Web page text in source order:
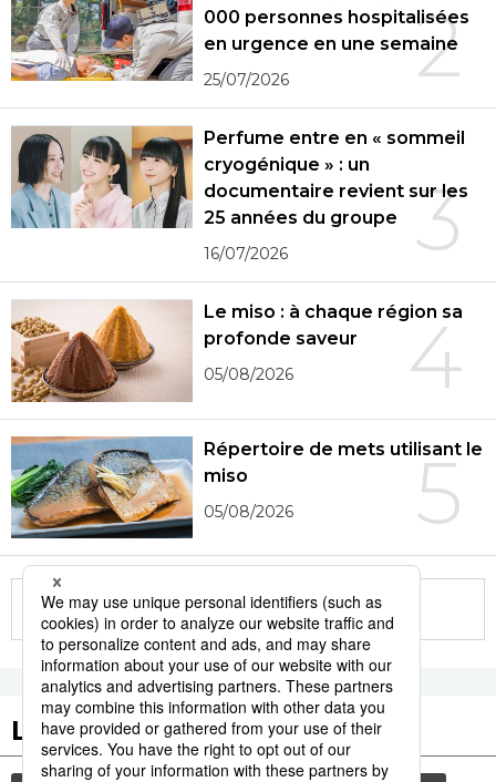
2
000 personnes hospitalisées
en urgence en une semaine
25/07/2026
3
Perfume entre en « sommeil
cryogénique » : un
documentaire revient sur les
25 années du groupe
16/07/2026
4
Le miso : à chaque région sa
profonde saveur
05/08/2026
5
Répertoire de mets utilisant le
miso
05/08/2026
More in this series
Les tags populaires